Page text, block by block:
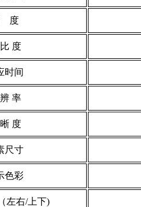
度
度
时间
率
度
尺寸
色彩
左右/上下)